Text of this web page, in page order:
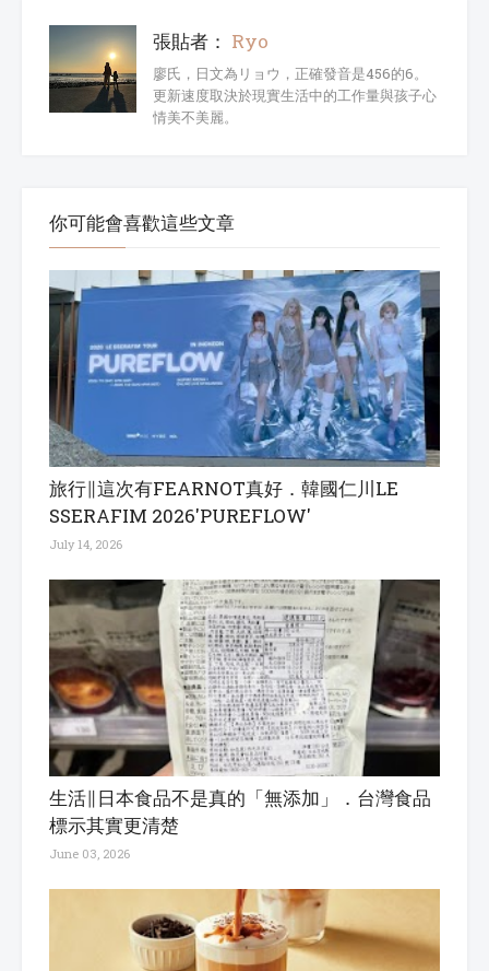
張貼者： Ryo
廖氏，日文為リョウ，正確發音是456的6。
更新速度取決於現實生活中的工作量與孩子心
情美不美麗。
你可能會喜歡這些文章
旅行∥這次有FEARNOT真好．韓國仁川LE
SSERAFIM 2026'PUREFLOW'
July 14, 2026
生活∥日本食品不是真的「無添加」．台灣食品
標示其實更清楚
June 03, 2026